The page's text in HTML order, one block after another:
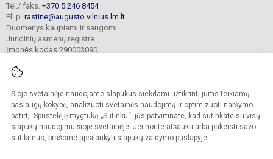
Šioje svetainėje naudojame slapukus siekdami užtikrinti jums teikiamų
paslaugų kokybę, analizuoti svetainės naudojimą ir optimizuoti naršymo
patirtį. Spustelėję mygtuką „Sutinku“, jūs patvirtinate, kad sutinkate su visų
slapukų naudojimu šioje svetainėje. Jei norite atšaukti arba pakeisti savo
sutikimus, prašome apsilankyti slapukų valdymo puslapyje.
Tel./ faks. +370 5 246 8454
El. p. rastine@augusto.vilnius.lm.lt
Duomenys kaupiami ir saugomi
Juridinių asmenų registre
Įmonės kodas 290003090
© 2021. Vilniaus Žygimanto Augusto progimnazija. Visos teisės saugomos.
Kopijuoti turinį be raštiško mokyklos sutikimo griežtai draudžiama.
Versija neįgaliesiems Slapukų valdymas